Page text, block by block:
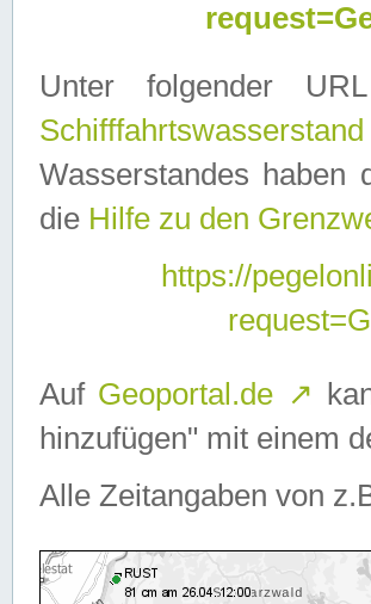
Unter folgender
Wasserstandes haben
die Hilfe zu den
https://
Auf Geoportal.de ↗
hinzufügen" mit einem
Alle Zeitangaben von